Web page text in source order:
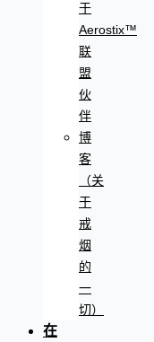
于
Aerostix™
联
盟
伙
伴
博
客
（关
于
戒
烟
的
一
切）
在